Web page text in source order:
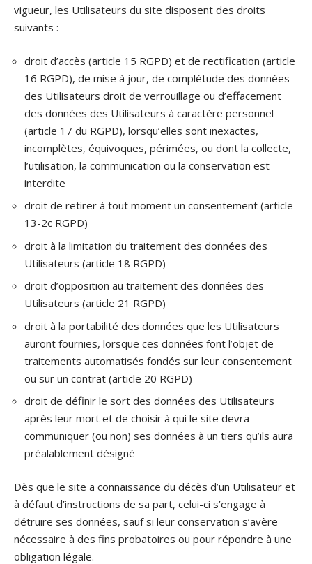
vigueur, les Utilisateurs du site disposent des droits
suivants :
droit d’accès (article 15 RGPD) et de rectification (article
16 RGPD), de mise à jour, de complétude des données
des Utilisateurs droit de verrouillage ou d’effacement
des données des Utilisateurs à caractère personnel
(article 17 du RGPD), lorsqu’elles sont inexactes,
incomplètes, équivoques, périmées, ou dont la collecte,
l’utilisation, la communication ou la conservation est
interdite
droit de retirer à tout moment un consentement (article
13-2c RGPD)
droit à la limitation du traitement des données des
Utilisateurs (article 18 RGPD)
droit d’opposition au traitement des données des
Utilisateurs (article 21 RGPD)
droit à la portabilité des données que les Utilisateurs
auront fournies, lorsque ces données font l’objet de
traitements automatisés fondés sur leur consentement
ou sur un contrat (article 20 RGPD)
droit de définir le sort des données des Utilisateurs
après leur mort et de choisir à qui le site devra
communiquer (ou non) ses données à un tiers qu’ils aura
préalablement désigné
Dès que le site a connaissance du décès d’un Utilisateur et
à défaut d’instructions de sa part, celui-ci s’engage à
détruire ses données, sauf si leur conservation s’avère
nécessaire à des fins probatoires ou pour répondre à une
obligation légale.